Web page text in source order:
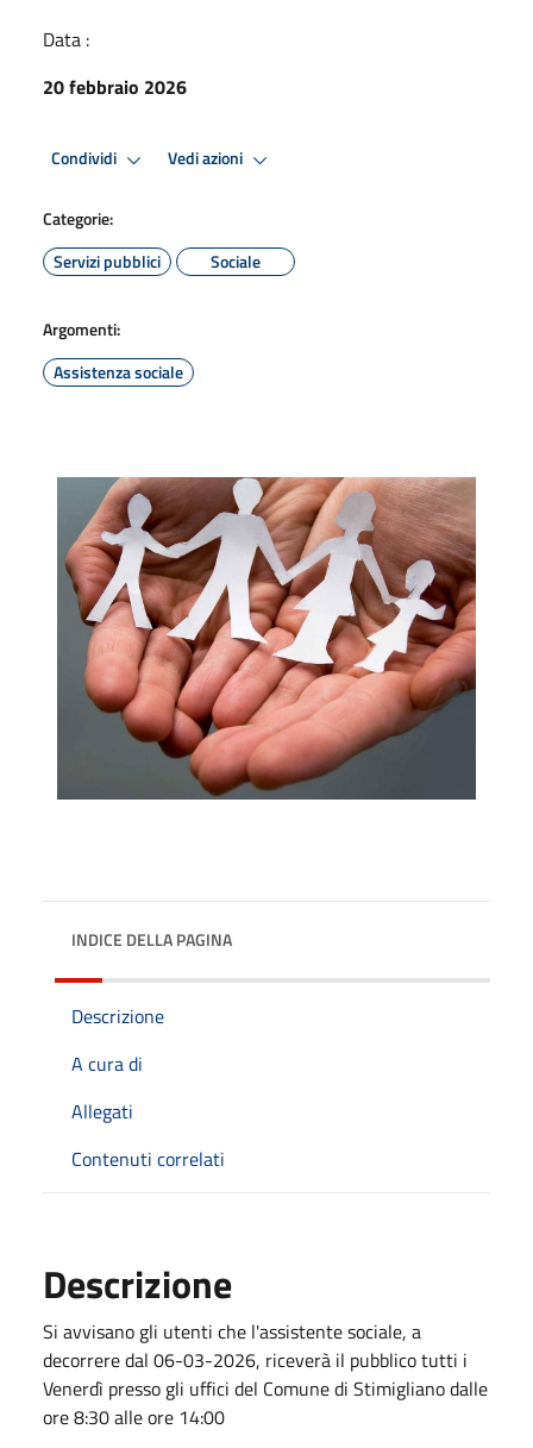
Data :
20 febbraio 2026
Condividi Vedi azioni
Categorie:
Servizi pubblici
Sociale
Argomenti:
Assistenza sociale
INDICE DELLA PAGINA
Descrizione
A cura di
Allegati
Contenuti correlati
Descrizione
Si avvisano gli utenti che l'assistente sociale, a
decorrere dal 06-03-2026, riceverà il pubblico tutti i
Venerdì presso gli uffici del Comune di Stimigliano dalle
ore 8:30 alle ore 14:00